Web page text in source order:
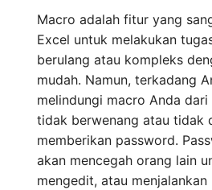
Macro adalah fitur yang
Excel untuk melakukan
berulang atau kompleks
mudah. Namun, terkadang
melindungi macro Anda
tidak berwenang atau tidak
memberikan password.
akan mencegah orang lain
mengedit, atau menjalankan